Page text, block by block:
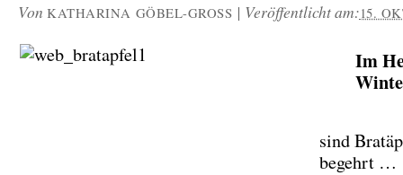
Von KATHARINA GÖBEL-GROSS | Veröffentlicht am:15.
Im
sind
begehrt …